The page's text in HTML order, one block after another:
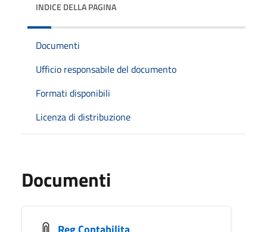
INDICE DELLA PAGINA
Documenti
Ufficio responsabile del documento
Formati disponibili
Licenza di distribuzione
Documenti